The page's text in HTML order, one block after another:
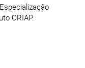
CRIAP.